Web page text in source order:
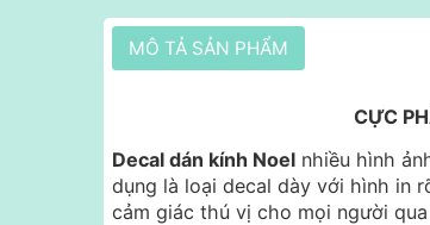
MÔ TẢ SẢN PHẨM
CỰC
Decal dán kính Noel nhiều hình
dụng là loại decal dày với hình in
cảm giác thú vị cho mọi người